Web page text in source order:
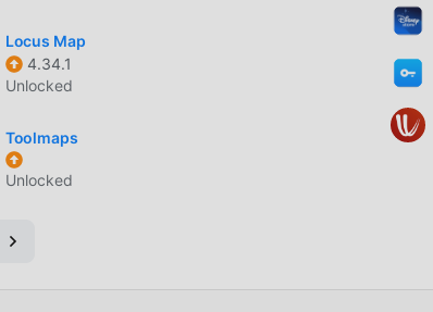
Locus Map
4.34.1
Unlocked
Toolmaps
Unlocked